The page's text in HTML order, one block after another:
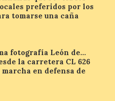
su
Vuelta
oficial
pública
preferidos por los
tomarse una caña
fotografía León de…
la carretera CL 626
en defensa de